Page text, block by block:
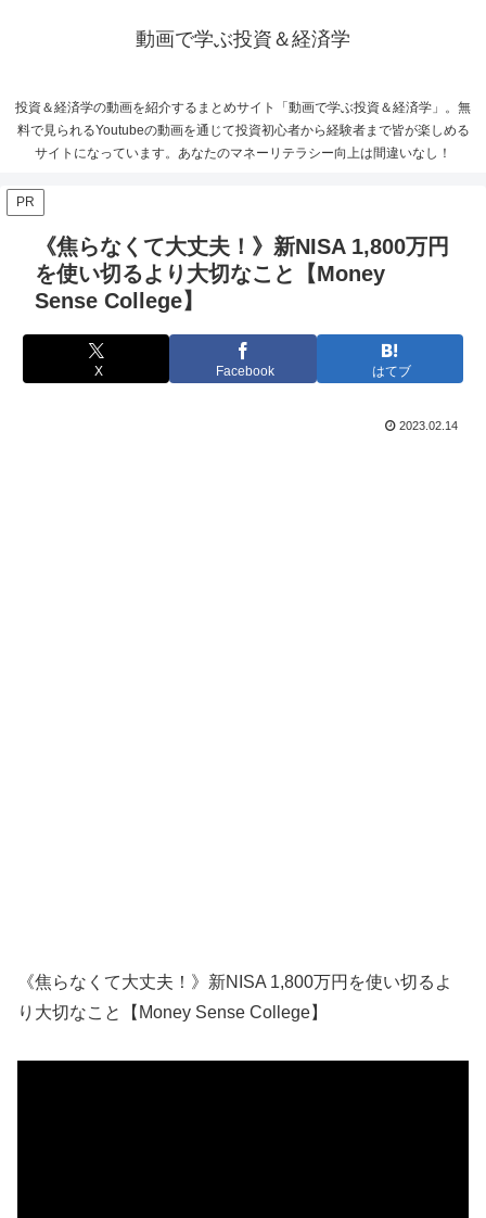
動画で学ぶ投資＆経済学
投資＆経済学の動画を紹介するまとめサイト「動画で学ぶ投資＆経済学」。無
料で見られるYoutubeの動画を通じて投資初心者から経験者まで皆が楽しめる
サイトになっています。あなたのマネーリテラシー向上は間違いなし！
PR
《焦らなくて大丈夫！》新NISA 1,800万円
を使い切るより大切なこと【Money
Sense College】
X Facebook はてブ
2023.02.14
《焦らなくて大丈夫！》新NISA 1,800万円を使い切るよ
り大切なこと【Money Sense College】